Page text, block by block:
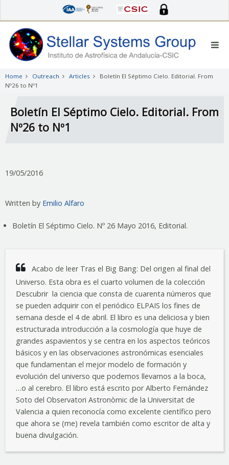
to
main
content
Home Outreach Articles
Boletín El Séptimo Cielo. Editorial. From
Nº26 to Nº1
Boletín El Séptimo Cielo. Editorial. From
Nº26 to Nº1
19/05/2016
Written by Emilio Alfaro
Boletín El Séptimo Cielo. Nº 26 Mayo 2016, Editorial.
Acabo de leer Tras el Big Bang: Del origen al final del
Universo. Esta obra es el cuarto volumen de la colección
Descubrir la ciencia que consta de cuarenta números que
se pueden adquirir con el periódico ELPAIS los fines de
semana desde el 4 de abril. El libro es una deliciosa y bien
estructurada introducción a la cosmología que huye de
grandes aspavientos y se centra en los aspectos teóricos
básicos y en las observaciones astronómicas esenciales
que fundamentan el mejor modelo de formación y
evolución del universo que podemos llevarnos a la boca,
…o al cerebro. El libro está escrito por Alberto Fernández
Soto del Observatori Astronòmic de la Universitat de
Valencia a quien reconocía como excelente científico pero
que ahora se (me) revela también como escritor de alta y
buena divulgación.